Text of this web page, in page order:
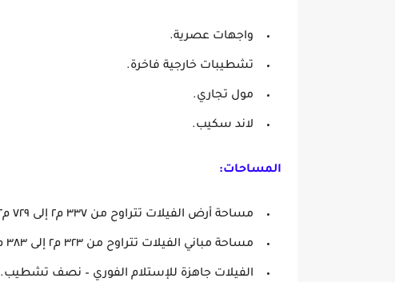
واجهات عصرية.
تشطيبات خارجية فاخرة.
مول تجاري.
لاند سكيب.
المساحات:
مساحة أرض الفيلات تتراوح من ٣٣٧ م٢ إلى ٧٢٩ م٢.
مساحة مباني الفيلات تتراوح من ٣٢٣ م٢ إلى ٣٨٣ م٢.
الفيلات جاهزة للإستلام الفوري – نصف تشطيب.